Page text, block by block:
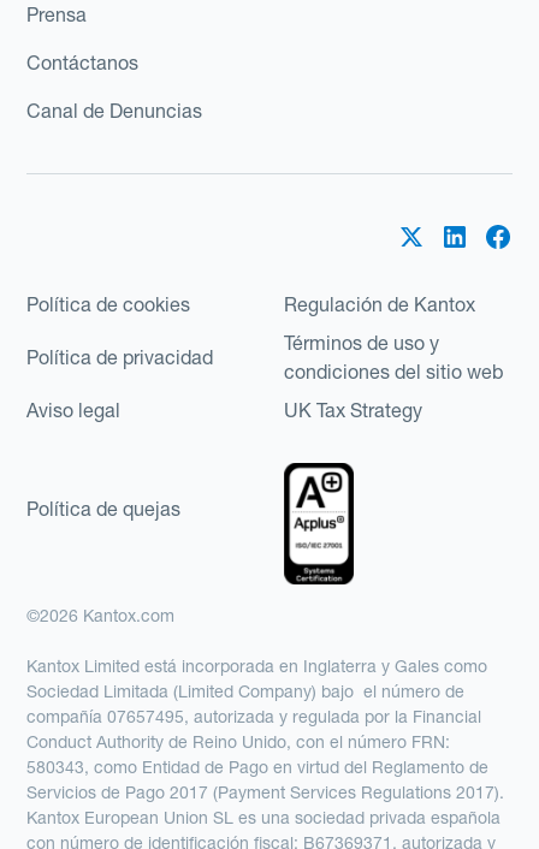
Prensa
Contáctanos
Canal de Denuncias
Política de cookies Regulación de Kantox
Política de privacidad
Términos de uso y
condiciones del sitio web
Aviso legal
UK Tax Strategy
Política de quejas
©2026 Kantox.com
Kantox Limited está incorporada en Inglaterra y Gales como
Sociedad Limitada (Limited Company) bajo el número de
compañía 07657495, autorizada y regulada por la Financial
Conduct Authority de Reino Unido, con el número FRN:
580343, como Entidad de Pago en virtud del Reglamento de
Servicios de Pago 2017 (Payment Services Regulations 2017).
Kantox European Union SL es una sociedad privada española
con número de identificación fiscal: B67369371, autorizada y